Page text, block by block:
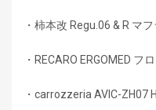
・柿本改 Regu.06 & R マ
・RECARO ERGOMED フ
・carrozzeria AVIC-ZH07